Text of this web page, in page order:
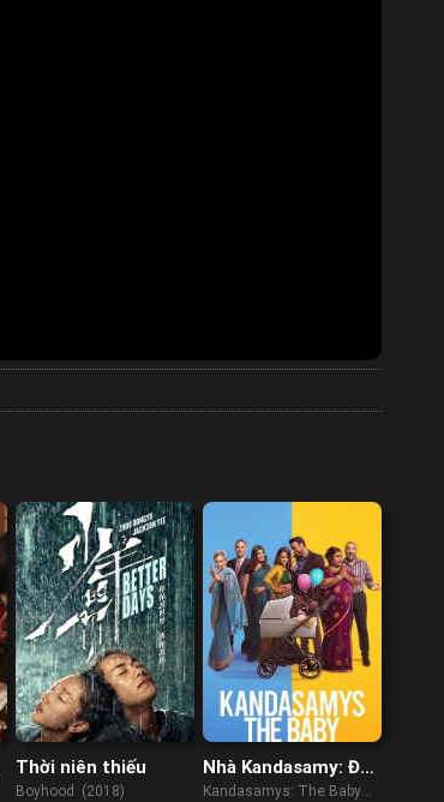
Thời niên thiếu
Boyhood (2018)
Nhà Kandasamy: Đứa
Bé Chào Đời
Kandasamys: The Baby